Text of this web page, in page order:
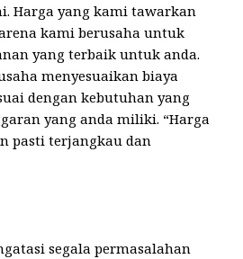
Harga yang kami tawarkan
kami berusaha untuk
yang terbaik untuk anda.
menyesuaikan biaya
dengan kebutuhan yang
yang anda miliki. “Harga
pasti terjangkau dan
segala permasalahan